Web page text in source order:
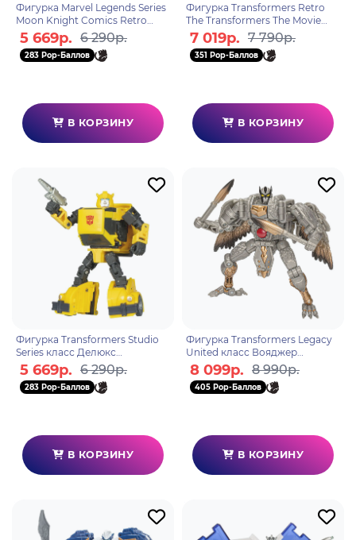
Фигурка Marvel Legends Series
Moon Knight Comics Retro
G00665L0
5 669р. 6 290р.
283 Pop-Баллов
В КОРЗИНУ
Фигурка Transformers Retro
The Transformers The Movie
Shrapnel F69485L0
7 019р. 7 790р.
351 Pop-Баллов
В КОРЗИНУ
Фигурка Transformers Studio
Series класс Делюкс
Bumblebee G02205X0
5 669р. 6 290р.
283 Pop-Баллов
В КОРЗИНУ
Фигурка Transformers Legacy
United класс Вояджер
Silverbolt F85445X0
8 099р. 8 990р.
405 Pop-Баллов
В КОРЗИНУ